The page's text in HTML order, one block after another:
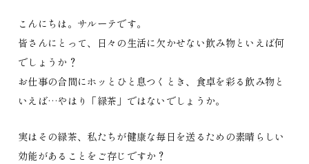
こんにちは。サルーテです。
皆さんにとって、日々の生活に欠かせない飲み物といえば何
でしょうか？
お仕事の合間にホッとひと息つくとき、食卓を彩る飲み物と
いえば…やはり「緑茶」ではないでしょうか。
実はその緑茶、私たちが健康な毎日を送るための素晴らしい
効能があることをご存じですか？